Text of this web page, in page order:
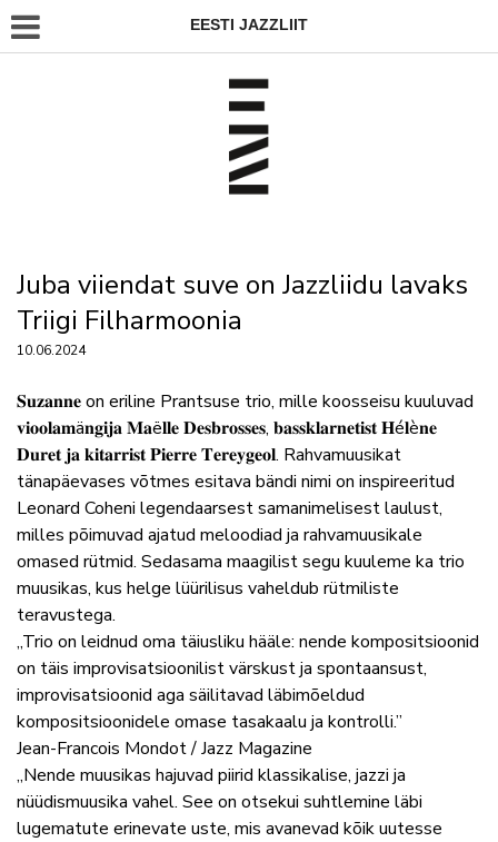
EESTI JAZZLIIT
Juba viiendat suve on Jazzliidu lavaks
Triigi Filharmoonia
10.06.2024
𝐒𝐮𝐳𝐚𝐧𝐧𝐞 on eriline Prantsuse trio, mille koosseisu kuuluvad
𝐯𝐢𝐨𝐨𝐥𝐚𝐦ä𝐧𝐠𝐢𝐣𝐚 𝐌𝐚ë𝐥𝐥𝐞 𝐃𝐞𝐬𝐛𝐫𝐨𝐬𝐬𝐞𝐬, 𝐛𝐚𝐬𝐬𝐤𝐥𝐚𝐫𝐧𝐞𝐭𝐢𝐬𝐭 𝐇é𝐥è𝐧𝐞
𝐃𝐮𝐫𝐞𝐭 𝐣𝐚 𝐤𝐢𝐭𝐚𝐫𝐫𝐢𝐬𝐭 𝐏𝐢𝐞𝐫𝐫𝐞 𝐓𝐞𝐫𝐞𝐲𝐠𝐞𝐨𝐥. Rahvamuusikat
tänapäevases võtmes esitava bändi nimi on inspireeritud
Leonard Coheni legendaarsest samanimelisest laulust,
milles põimuvad ajatud meloodiad ja rahvamuusikale
omased rütmid. Sedasama maagilist segu kuuleme ka trio
muusikas, kus helge lüürilisus vaheldub rütmiliste
teravustega.
„Trio on leidnud oma täiusliku hääle: nende kompositsioonid
on täis improvisatsioonilist värskust ja spontaansust,
improvisatsioonid aga säilitavad läbimõeldud
kompositsioonidele omase tasakaalu ja kontrolli.”
Jean-Francois Mondot / Jazz Magazine
„Nende muusikas hajuvad piirid klassikalise, jazzi ja
nüüdismuusika vahel. See on otsekui suhtlemine läbi
lugematute erinevate uste, mis avanevad kõik uutesse